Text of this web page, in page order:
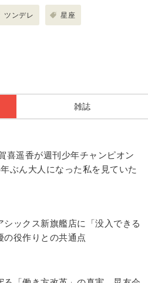
ツンデレ 星座
雑誌
喜遥香が週刊少年チャンピオン
ぶん大人になった私を見ていた
シックス新旗艦店に「没入できる
役作りとの共通点